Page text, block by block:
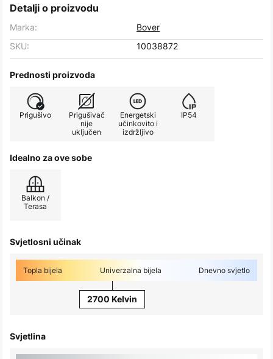
Detalji o proizvodu
Marka:
Bover
SKU:
10038872
Prednosti proizvoda
Prigušivo
Prigušivač
nije
uključen
Energetski
učinkovito i
izdržljivo
IP54
Idealno za ove sobe
Balkon /
Terasa
Svjetlosni učinak
Topla bijela Univerzalna bijela Dnevno svjetlo
2700 Kelvin
Svjetlina